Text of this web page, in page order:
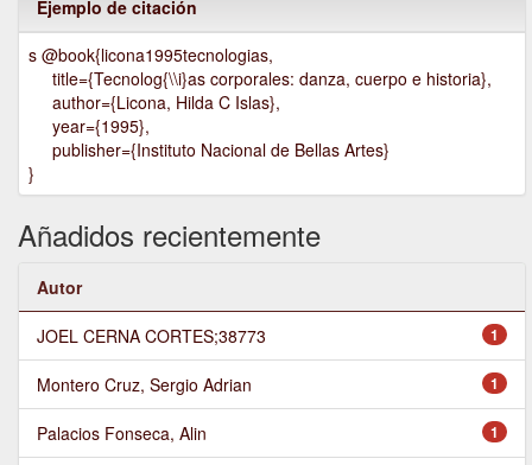
Ejemplo de citación
s @book{licona1995tecnologias,
title={Tecnolog{\\i}as corporales: danza, cuerpo e historia},
author={Licona, Hilda C Islas},
year={1995},
publisher={Instituto Nacional de Bellas Artes}
}
Añadidos recientemente
Autor
1
JOEL CERNA CORTES;38773
1
Montero Cruz, Sergio Adrian
1
Palacios Fonseca, Alin